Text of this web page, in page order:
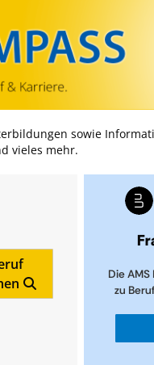
springen
springen
springen
springen
sowie
vieles mehr.
Die
zu